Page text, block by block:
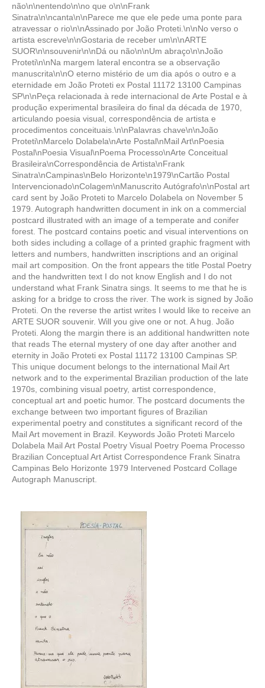
não\n\nentendo\n\no que o\n\nFrank
Sinatra\n\ncanta\n\nParece me que ele pede uma ponte para
atravessar o rio\n\nAssinado por João Proteti.\n\nNo verso o
artista escreve\n\nGostaria de receber um\n\nARTE
SUOR\n\nsouvenir\n\nDá ou não\n\nUm abraço\n\nJoão
Proteti\n\nNa margem lateral encontra se a observação
manuscrita\n\nO eterno mistério de um dia após o outro e a
eternidade em João Proteti ex Postal 11172 13100 Campinas
SP\n\nPeça relacionada à rede internacional de Arte Postal e à
produção experimental brasileira do final da década de 1970,
articulando poesia visual, correspondência de artista e
procedimentos conceituais.\n\nPalavras chave\n\nJoão
Proteti\nMarcelo Dolabela\nArte Postal\nMail Art\nPoesia
Postal\nPoesia Visual\nPoema Processo\nArte Conceitual
Brasileira\nCorrespondência de Artista\nFrank
Sinatra\nCampinas\nBelo Horizonte\n1979\nCartão Postal
Intervencionado\nColagem\nManuscrito Autógrafo\n\nPostal art
card sent by João Proteti to Marcelo Dolabela on November 5
1979. Autograph handwritten document in ink on a commercial
postcard illustrated with an image of a temperate and conifer
forest. The postcard contains poetic and visual interventions on
both sides including a collage of a printed graphic fragment with
letters and numbers, handwritten inscriptions and an original
mail art composition. On the front appears the title Postal Poetry
and the handwritten text I do not know English and I do not
understand what Frank Sinatra sings. It seems to me that he is
asking for a bridge to cross the river. The work is signed by João
Proteti. On the reverse the artist writes I would like to receive an
ARTE SUOR souvenir. Will you give one or not. A hug. João
Proteti. Along the margin there is an additional handwritten note
that reads The eternal mystery of one day after another and
eternity in João Proteti ex Postal 11172 13100 Campinas SP.
This unique document belongs to the international Mail Art
network and to the experimental Brazilian production of the late
1970s, combining visual poetry, artist correspondence,
conceptual art and poetic humor. The postcard documents the
exchange between two important figures of Brazilian
experimental poetry and constitutes a significant record of the
Mail Art movement in Brazil. Keywords João Proteti Marcelo
Dolabela Mail Art Postal Poetry Visual Poetry Poema Processo
Brazilian Conceptual Art Artist Correspondence Frank Sinatra
Campinas Belo Horizonte 1979 Intervened Postcard Collage
Autograph Manuscript.